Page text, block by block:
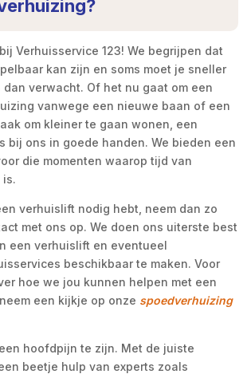
Verhuisservice 123! We begrijpen dat
kan zijn en soms moet je sneller
verwacht. Of het nu gaat om een
vanwege een nieuwe baan of een
om kleiner te gaan wonen, een
bij ons in goede handen. We bieden een
die momenten waarop tijd van
is.
verhuislift nodig hebt, neem dan zo
met ons op. We doen ons uiterste best
een verhuislift en eventueel
beschikbaar te maken. Voor
hoe we jou kunnen helpen met een
een kijkje op onze spoedverhuizing
hoofdpijn te zijn. Met de juiste
beetje hulp van experts zoals